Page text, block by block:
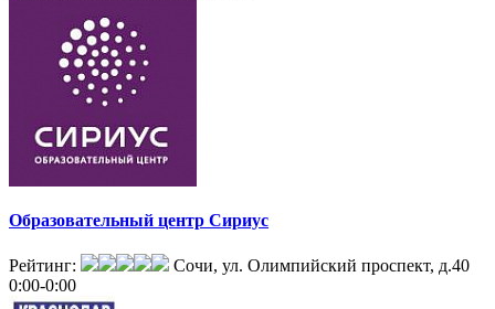
Образовательный центр Сириус
Рейтинг:
Сочи, ул. Олимпийский проспект, д.40
0:00-0:00